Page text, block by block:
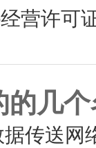
营许可
几
传送